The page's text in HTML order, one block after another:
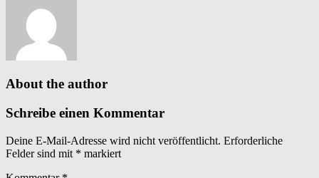
About the author
Schreibe einen Kommentar
Deine E-Mail-Adresse wird nicht veröffentlicht. Erforderliche
Felder sind mit * markiert